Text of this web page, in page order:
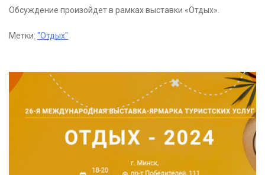
Обсуждение произойдет в рамках выставки «Отдых».
Метки: "Отдых"